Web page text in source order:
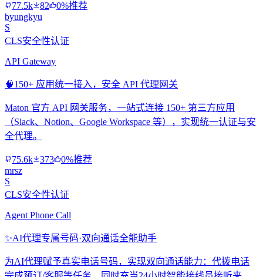
77.5k 82
0%推荐
byungkyu
S
CLS安全性认证
API Gateway
🧠150+ 应用统一接入，安全 API 代理网关
Maton 官方 API 网关服务，一站式连接 150+ 第三方应用
（Slack、Notion、Google Workspace 等），实现统一认证与安
全代理。
75.6k 373
0%推荐
mrsz
S
CLS安全性认证
Agent Phone Call
✨AI代理专属号码·双向通话全能助手
为AI代理赋予真实电话号码，实现双向通话能力：代拨电话